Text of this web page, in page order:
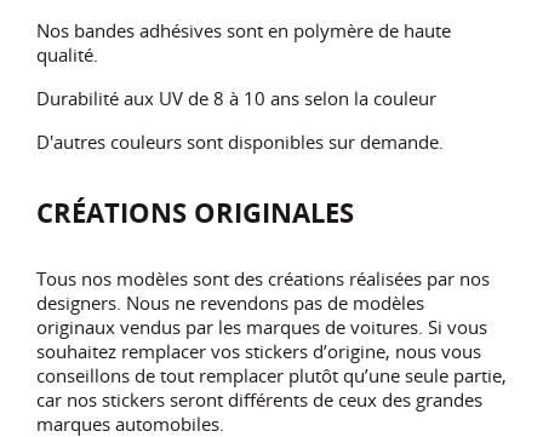
Nos bandes adhésives sont en polymère de haute
qualité.
Durabilité aux UV de 8 à 10 ans selon la couleur
D'autres couleurs sont disponibles sur demande.
CRÉATIONS ORIGINALES
Tous nos modèles sont des créations réalisées par nos
designers. Nous ne revendons pas de modèles
originaux vendus par les marques de voitures. Si vous
souhaitez remplacer vos stickers d’origine, nous vous
conseillons de tout remplacer plutôt qu’une seule partie,
car nos stickers seront différents de ceux des grandes
marques automobiles.